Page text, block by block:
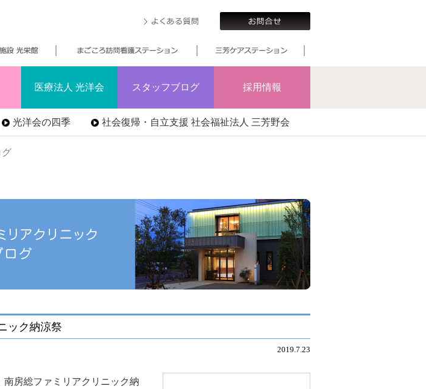
医療法人 光洋会 スタッフブログ 採用情報
光洋会の四季 社会復帰・自立支援 社会福祉法人 三芳野会
グ
ック納涼祭
2019.7.23
房総ファミリアクリニック納